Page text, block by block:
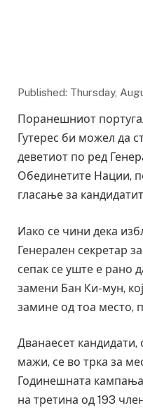
Published: Thursday,
Поранешниот
Гутерес би можел да
деветиот по ред
Обединетите Нации,
гласање за
Иако се чини дека
Генерален секретар
сепак се уште е рано
замени Бан Ки-мун,
замине од тоа место,
Дванаесет
мажи, се во трка за
Годинешната
на третина од 193